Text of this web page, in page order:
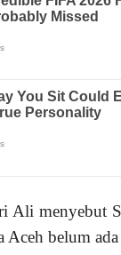
Ali menyebut
belum